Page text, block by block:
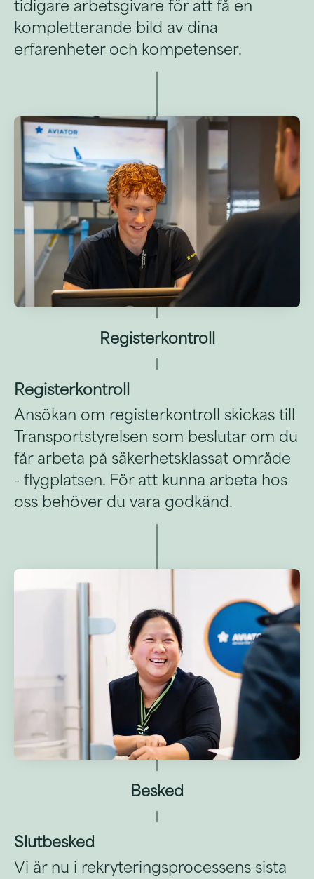
tidigare arbetsgivare för att få en
kompletterande bild av dina
erfarenheter och kompetenser.
Registerkontroll
Registerkontroll
Ansökan om registerkontroll skickas till
Transportstyrelsen som beslutar om du
får arbeta på säkerhetsklassat område
- flygplatsen. För att kunna arbeta hos
oss behöver du vara godkänd.
Besked
Slutbesked
Vi är nu i rekryteringsprocessens sista